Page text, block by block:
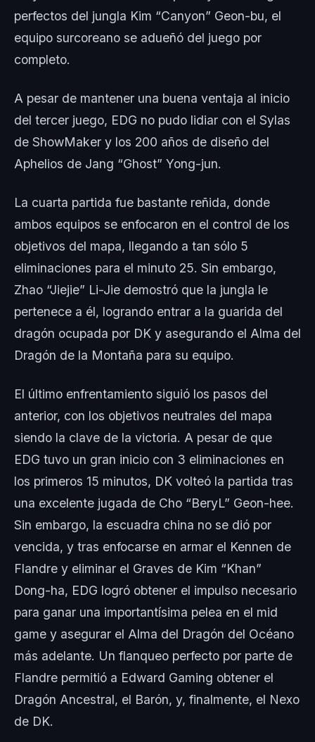
perfectos del jungla Kim “Canyon” Geon-bu, el
equipo surcoreano se adueñó del juego por
completo.
A pesar de mantener una buena ventaja al inicio
del tercer juego, EDG no pudo lidiar con el Sylas
de ShowMaker y los 200 años de diseño del
Aphelios de Jang “Ghost” Yong-jun.
La cuarta partida fue bastante reñida, donde
ambos equipos se enfocaron en el control de los
objetivos del mapa, llegando a tan sólo 5
eliminaciones para el minuto 25. Sin embargo,
Zhao “Jiejie” Li-Jie demostró que la jungla le
pertenece a él, logrando entrar a la guarida del
dragón ocupada por DK y asegurando el Alma del
Dragón de la Montaña para su equipo.
El último enfrentamiento siguió los pasos del
anterior, con los objetivos neutrales del mapa
siendo la clave de la victoria. A pesar de que
EDG tuvo un gran inicio con 3 eliminaciones en
los primeros 15 minutos, DK volteó la partida tras
una excelente jugada de Cho “BeryL” Geon-hee.
Sin embargo, la escuadra china no se dió por
vencida, y tras enfocarse en armar el Kennen de
Flandre y eliminar el Graves de Kim “Khan”
Dong-ha, EDG logró obtener el impulso necesario
para ganar una importantísima pelea en el mid
game y asegurar el Alma del Dragón del Océano
más adelante. Un flanqueo perfecto por parte de
Flandre permitió a Edward Gaming obtener el
Dragón Ancestral, el Barón, y, finalmente, el Nexo
de DK.